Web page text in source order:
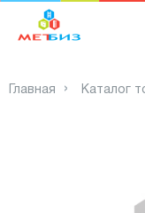
Главная Каталог